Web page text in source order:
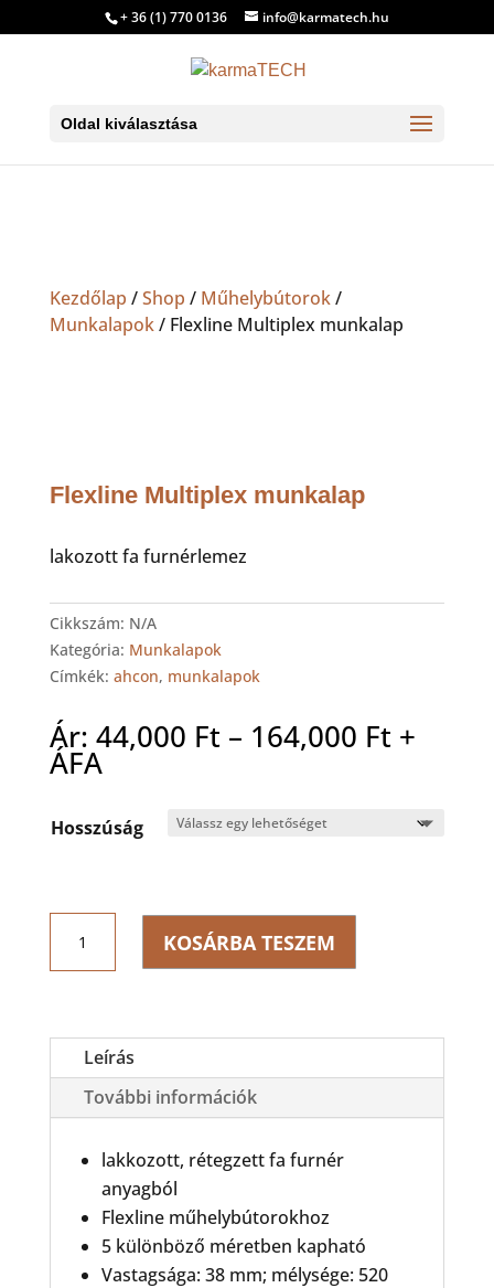
+ 36 (1) 770 0136 info@karmatech.hu
Oldal kiválasztása
Kezdőlap /Shop / Műhelybútorok/
Munkalapok/ Flexline Multiplex munkalap
Flexline Multiplex munkalap
lakozott fa furnérlemez
Cikkszám: N/A
Kategória: Munkalapok
Címkék: ahcon, munkalapok
Ár: 44,000 Ft – 164,000 Ft +
ÁFA
Hosszúság
Multiplex
munkalap
KOSÁRBA TESZEM
Leírás
További információk
lakkozott, rétegzett fa furnér
anyagból
Flexline műhelybútorokhoz
5 különböző méretben kapható
Vastagsága: 38 mm; mélysége: 520